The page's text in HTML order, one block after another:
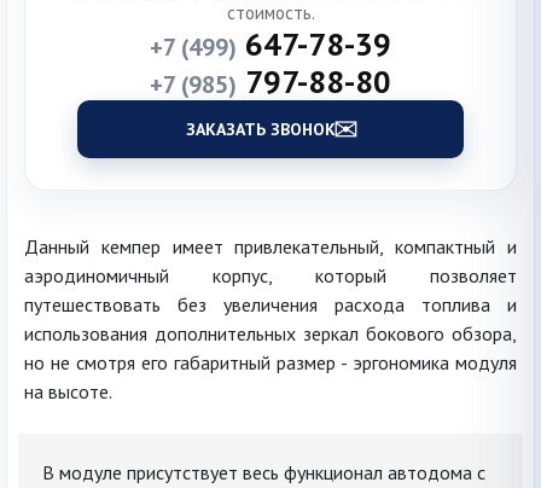
стоимость.
+7 (499) 647-78-39
+7 (985) 797-88-80
ЗАКАЗАТЬ ЗВОНОК
Данный кемпер имеет привлекательный, компактный и
аэродиномичный корпус, который позволяет
путешествовать без увеличения расхода топлива и
использования дополнительных зеркал бокового обзора,
но не смотря его габаритный размер - эргономика модуля
на высоте.
В модуле присутствует весь функционал автодома с